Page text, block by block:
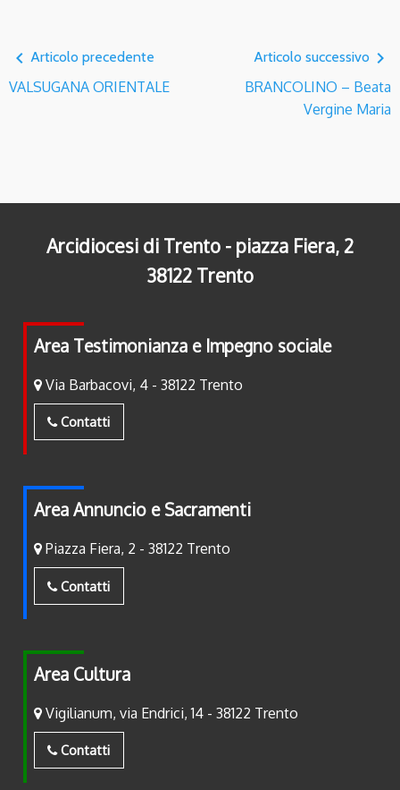
navigate_before Articolo precedente
VALSUGANA ORIENTALE
Articolo successivo navigate_next
BRANCOLINO – Beata
Vergine Maria
Arcidiocesi di Trento - piazza Fiera, 2
38122 Trento
Area Testimonianza e Impegno sociale
Via Barbacovi, 4 - 38122 Trento
Contatti
Area Annuncio e Sacramenti
Piazza Fiera, 2 - 38122 Trento
Contatti
Area Cultura
Vigilianum, via Endrici, 14 - 38122 Trento
Contatti